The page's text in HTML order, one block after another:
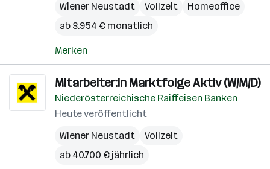
Wiener Neustadt
Vollzeit
Homeoffice
ab 3.954 € monatlich
Merken
Mitarbeiter:in Marktfolge Aktiv (W/M/D)
Niederösterreichische Raiffeisen Banken
Heute veröffentlicht
Wiener Neustadt
Vollzeit
ab 40.700 € jährlich